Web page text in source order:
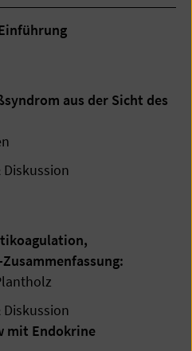
aus der Sicht des
mit Endokrine